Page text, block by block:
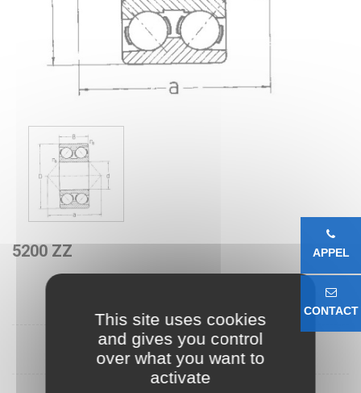
5200 ZZ APPEL
CONTACT
This site uses cookies
and gives you control
over what you want to
activate